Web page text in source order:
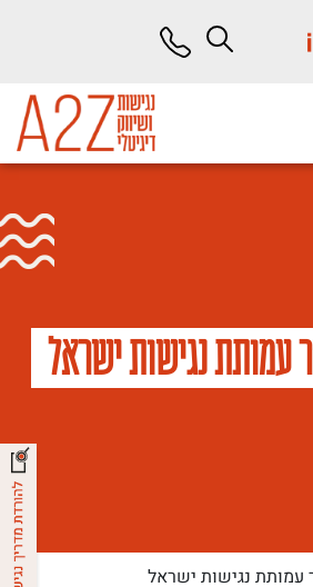
עמותת נגישות ישראל
עמותת נגישות ישראל